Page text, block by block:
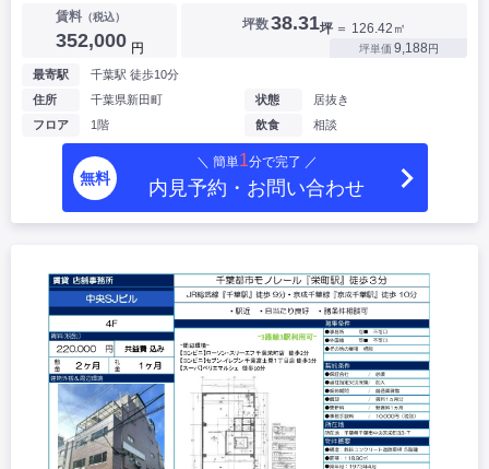
賃料（税込）
352,000 円
坪数38.31坪 ＝ 126.42㎡
坪単価 9,188円
最寄駅
千葉駅 徒歩10分
住所
千葉県新田町
フロア
1階
状態
居抜き
飲食
相談
無料
＼ 簡単1分で完了 ／
内見予約・お問い合わせ